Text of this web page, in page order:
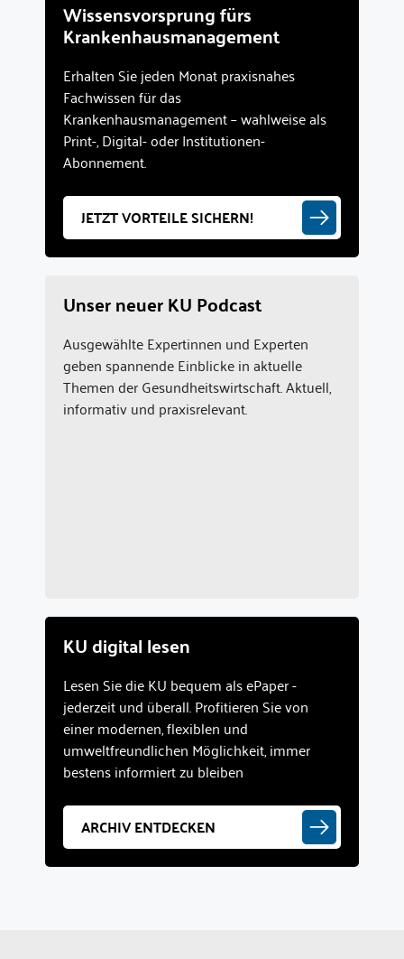
Wissensvorsprung fürs
Krankenhausmanagement
Erhalten Sie jeden Monat praxisnahes
Fachwissen für das
Krankenhausmanagement – wahlweise als
Print-, Digital- oder Institutionen-
Abonnement.
JETZT VORTEILE SICHERN!
Unser neuer KU Podcast
Ausgewählte Expertinnen und Experten
geben spannende Einblicke in aktuelle
Themen der Gesundheitswirtschaft. Aktuell,
informativ und praxisrelevant.
KU digital lesen
Lesen Sie die KU bequem als ePaper -
jederzeit und überall. Profitieren Sie von
einer modernen, flexiblen und
umweltfreundlichen Möglichkeit, immer
bestens informiert zu bleiben
ARCHIV ENTDECKEN